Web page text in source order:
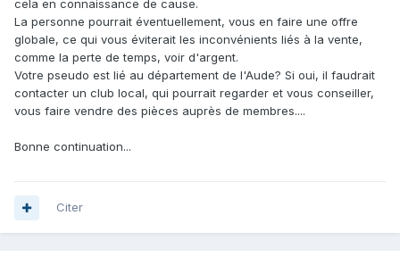
cela en connaissance de cause.
La personne pourrait éventuellement, vous en faire une offre
globale, ce qui vous éviterait les inconvénients liés à la vente,
comme la perte de temps, voir d'argent.
Votre pseudo est lié au département de l'Aude? Si oui, il faudrait
contacter un club local, qui pourrait regarder et vous conseiller,
vous faire vendre des pièces auprès de membres....
Bonne continuation...
Citer